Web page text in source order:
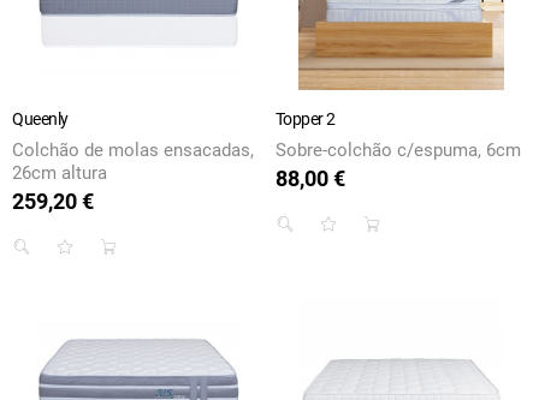
Queenly
Colchão de molas ensacadas,
26cm altura
Preço
259,20 €
Topper 2
Sobre-colchão c/espuma, 6cm
Preço
88,00 €